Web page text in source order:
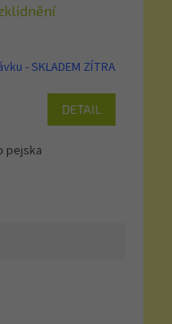
- SKLADEM ZÍTRA
DETAIL
pejska